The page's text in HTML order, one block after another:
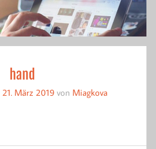
hand
21. März 2019 von Miagkova